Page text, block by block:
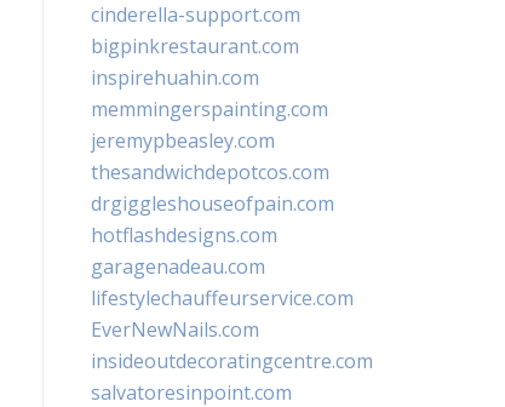
cinderella-support.com
bigpinkrestaurant.com
inspirehuahin.com
memmingerspainting.com
jeremypbeasley.com
thesandwichdepotcos.com
drgiggleshouseofpain.com
hotflashdesigns.com
garagenadeau.com
lifestylechauffeurservice.com
EverNewNails.com
insideoutdecoratingcentre.com
salvatoresinpoint.com